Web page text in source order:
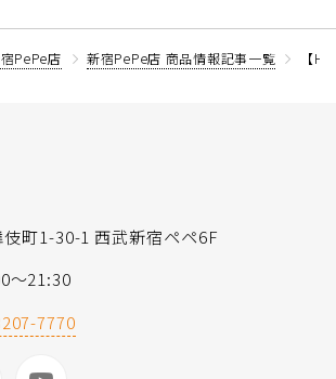
PePe店 新宿PePe店 商品情報記事一覧 【
町1-30-1 西武新宿ペペ6F
～21:30
7770